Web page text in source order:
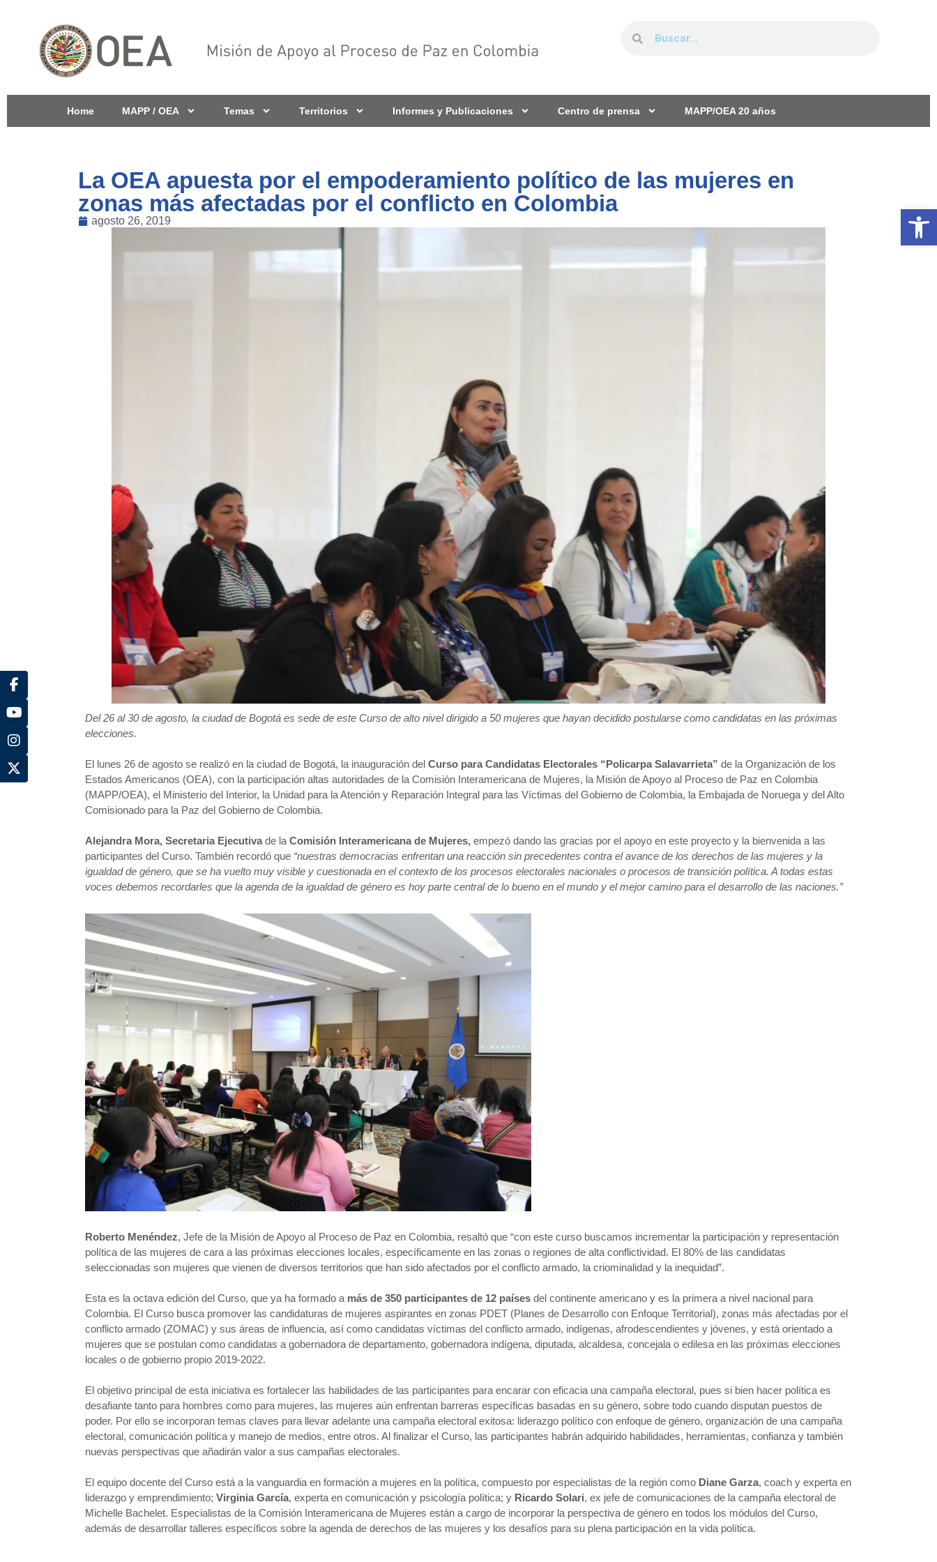
Home MAPP / OEA Temas Territorios Informes y Publicaciones Centro de prensa MAPP/OEA 20 años
La OEA apuesta por el empoderamiento político de las mujeres en
zonas más afectadas por el conflicto en Colombia
agosto 26, 2019
Del 26 al 30 de agosto, la ciudad de Bogotá es sede de este Curso de alto nivel dirigido a 50 mujeres que hayan decidido postularse como candidatas en las próximas
elecciones.
El lunes 26 de agosto se realizó en la ciudad de Bogotá, la inauguración del Curso para Candidatas Electorales “Policarpa Salavarrieta” de la Organización de los
Estados Americanos (OEA), con la participación altas autoridades de la Comisión Interamericana de Mujeres, la Misión de Apoyo al Proceso de Paz en Colombia
(MAPP/OEA), el Ministerio del Interior, la Unidad para la Atención y Reparación Integral para las Víctimas del Gobierno de Colombia, la Embajada de Noruega y del Alto
Comisionado para la Paz del Gobierno de Colombia.
Alejandra Mora, Secretaria Ejecutivade la Comisión Interamericana de Mujeres, empezó dando las gracias por el apoyo en este proyecto y la bienvenida a las
participantes del Curso. También recordó que “nuestras democracias enfrentan una reacción sin precedentes contra el avance de los derechos de las mujeres y la
igualdad de género, que se ha vuelto muy visible y cuestionada en el contexto de los procesos electorales nacionales o procesos de transición política. A todas estas
voces debemos recordarles que la agenda de la igualdad de género es hoy parte central de lo bueno en el mundo y el mejor camino para el desarrollo de las naciones.”
Roberto Menéndez, Jefe de la Misión de Apoyo al Proceso de Paz en Colombia, resaltó que “con este curso buscamos incrementar la participación y representación
política de las mujeres de cara a las próximas elecciones locales, específicamente en las zonas o regiones de alta conflictividad. El 80% de las candidatas
seleccionadas son mujeres que vienen de diversos territorios que han sido afectados por el conflicto armado, la criominalidad y la inequidad”.
Esta es la octava edición del Curso, que ya ha formado a más de 350 participantes de 12 países del continente americano y es la primera a nivel nacional para
Colombia. El Curso busca promover las candidaturas de mujeres aspirantes en zonas PDET (Planes de Desarrollo con Enfoque Territorial), zonas más afectadas por el
conflicto armado (ZOMAC) y sus áreas de influencia, así como candidatas víctimas del conflicto armado, indígenas, afrodescendientes y jóvenes, y está orientado a
mujeres que se postulan como candidatas a gobernadora de departamento, gobernadora indígena, diputada, alcaldesa, concejala o edilesa en las próximas elecciones
locales o de gobierno propio 2019-2022.
El objetivo principal de esta iniciativa es fortalecer las habilidades de las participantes para encarar con eficacia una campaña electoral, pues si bien hacer política es
desafiante tanto para hombres como para mujeres, las mujeres aún enfrentan barreras específicas basadas en su género, sobre todo cuando disputan puestos de
poder. Por ello se incorporan temas claves para llevar adelante una campaña electoral exitosa: liderazgo político con enfoque de género, organización de una campaña
electoral, comunicación política y manejo de medios, entre otros. Al finalizar el Curso, las participantes habrán adquirido habilidades, herramientas, confianza y también
nuevas perspectivas que añadirán valor a sus campañas electorales.
El equipo docente del Curso está a la vanguardia en formación a mujeres en la política, compuesto por especialistas de la región como Diane Garza, coach y experta en
liderazgo y emprendimiento; Virginia García, experta en comunicación y psicología política; y Ricardo Solari, ex jefe de comunicaciones de la campaña electoral de
Michelle Bachelet. Especialistas de la Comisión Interamericana de Mujeres están a cargo de incorporar la perspectiva de género en todos los módulos del Curso,
además de desarrollar talleres específicos sobre la agenda de derechos de las mujeres y los desafíos para su plena participación en la vida política.